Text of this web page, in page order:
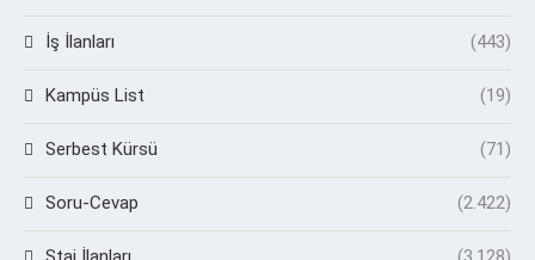
İş İlanları (443)
Kampüs List (19)
Serbest Kürsü (71)
Soru-Cevap (2.422)